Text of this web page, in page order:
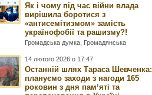
Як і чому під час війни влада
вирішила боротися з
«антисемітизмом» замість
українофобії та рашизму?!
Громадська думка Громадянська
14 лютого 2026 о 17:47
Останній шлях Тараса Шевченка:
плануємо заходи з нагоди 165
роковин з дня памʼяті та